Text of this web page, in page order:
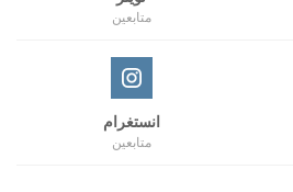
متابعين
انستغرام
متابعين